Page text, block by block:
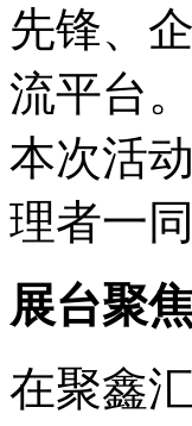
先锋
流平台
本次活动
理者一
展台聚
在聚鑫